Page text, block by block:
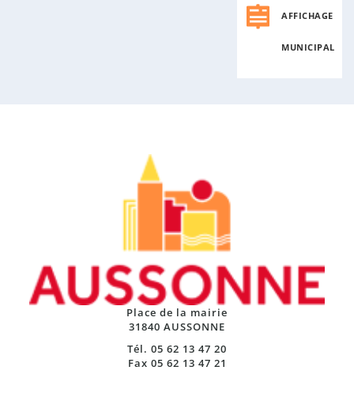
AFFICHAGE
MUNICIPAL
Place de la mairie
31840 AUSSONNE
Tél. 05 62 13 47 20
Fax 05 62 13 47 21